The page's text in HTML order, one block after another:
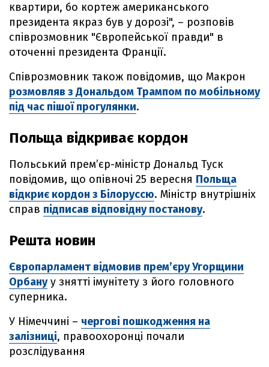
квартири, бо кортеж американського
президента якраз був у дорозі", – розповів
співрозмовник "Європейської правди" в
оточенні президента Франції.
Співрозмовник також повідомив, що Макрон
розмовляв з Дональдом Трампом по мобільному
під час пішої прогулянки.
Польща відкриває кордон
Польський премʼєр-міністр Дональд Туск
повідомив, що опівночі 25 вересня Польща
відкриє кордон з Білоруссю. Міністр внутрішніх
справ підписав відповідну постанову.
Решта новин
Європарламент відмовив прем’єру Угорщини
Орбануу знятті імунітету з його головного
суперника.
У Німеччині – чергові пошкодження на
залізниці, правоохоронці почали
розслідування